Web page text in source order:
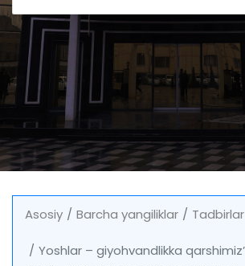
Asosiy Barcha yangiliklar Tadbirlar
Yoshlar – giyohvandlikka